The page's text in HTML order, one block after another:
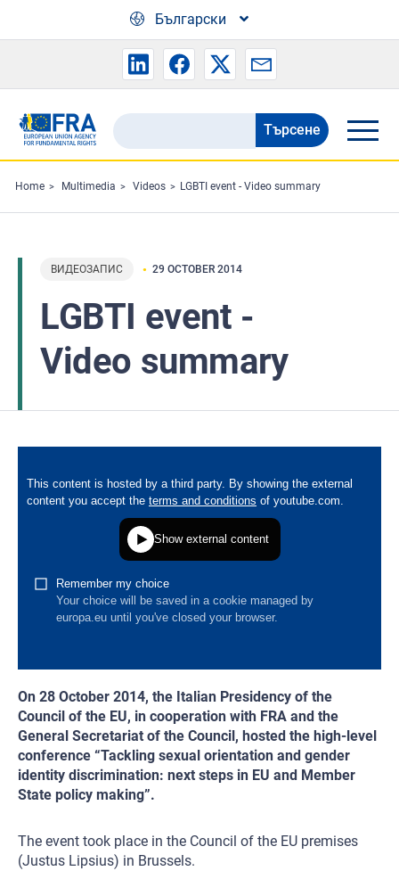
Български
Search
the
FRA
website
Търсене
Home Multimedia Videos LGBTI event - Video summary
ВИДЕОЗАПИС 29 OCTOBER 2014
LGBTI event -
Video summary
On 28 October 2014, the Italian Presidency of the
Council of the EU, in cooperation with FRA and the
General Secretariat of the Council, hosted the high-level
conference “Tackling sexual orientation and gender
identity discrimination: next steps in EU and Member
State policy making”.
The event took place in the Council of the EU premises
(Justus Lipsius) in Brussels.